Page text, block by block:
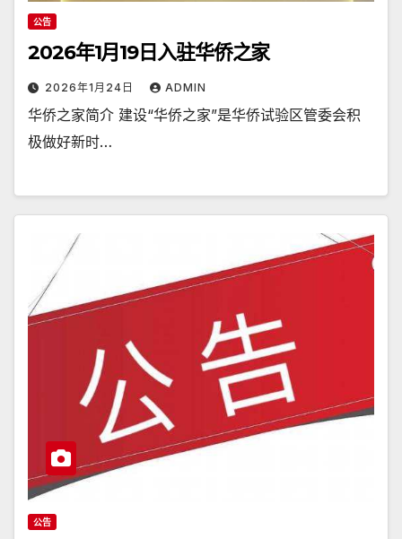
公告
2026年1月19日入驻华侨之家
2026年1月24日 ADMIN
华侨之家简介 建设“华侨之家”是华侨试验区管委会积
极做好新时…
公告